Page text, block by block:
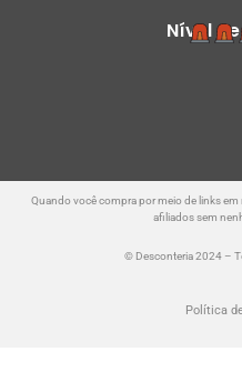
Nível
Quando você compra por meio de links
afiliados sem
© Desconteria 2024 –
Política